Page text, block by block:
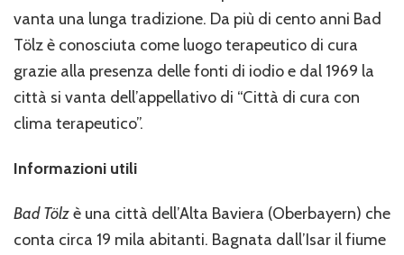
vanta una lunga tradizione. Da più di cento anni Bad
Tölz è conosciuta come luogo terapeutico di cura
grazie alla presenza delle fonti di iodio e dal 1969 la
città si vanta dell’appellativo di “Città di cura con
clima terapeutico”.
Informazioni utili
Bad Tölzè una città dell’Alta Baviera (Oberbayern) che
conta circa 19 mila abitanti. Bagnata dall’Isar il fiume